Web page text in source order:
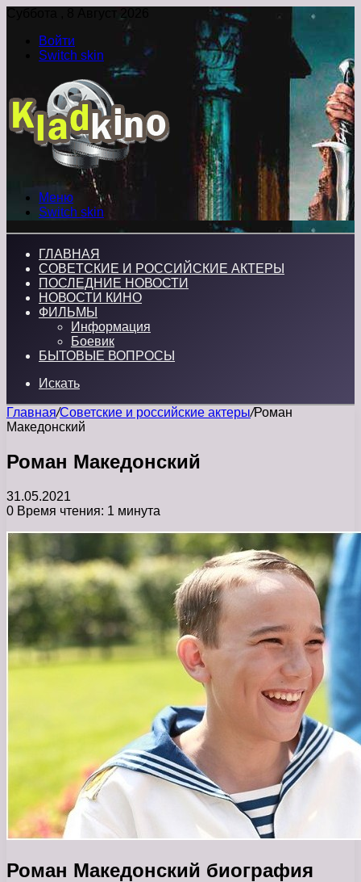
Суббота , 8 Август 2026
Войти
Switch skin
Меню
Switch skin
ГЛАВНАЯ
СОВЕТСКИЕ И РОССИЙСКИЕ АКТЕРЫ
ПОСЛЕДНИЕ НОВОСТИ
НОВОСТИ КИНО
ФИЛЬМЫ
Информация
Боевик
БЫТОВЫЕ ВОПРОСЫ
Искать
Главная/Советские и российские актеры/Роман
Македонский
Роман Македонский
31.05.2021
0 Время чтения: 1 минута
Роман Македонский биография